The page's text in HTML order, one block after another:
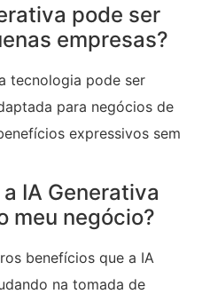
pode ser
empresas?
tecnologia pode ser
para negócios de
expressivos sem
IA Generativa
meu negócio?
benefícios que a IA
na tomada de